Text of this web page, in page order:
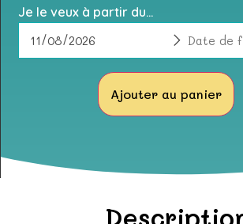
Je le veux à partir du...
Ajouter au panier